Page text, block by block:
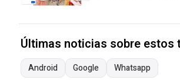
Últimas noticias sobre estos
Android Google Whatsapp